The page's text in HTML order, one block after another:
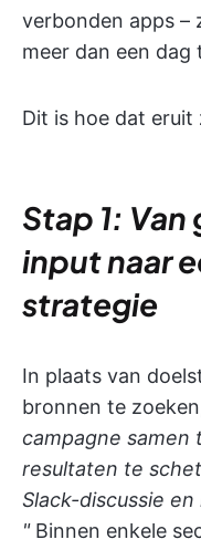
verbonden apps –
meer dan een dag
Dit is hoe dat eruit
Stap 1:
input naar
strategie
In plaats van
bronnen te
campagne
resultaten te
Slack-discussie
" Binnen enkele